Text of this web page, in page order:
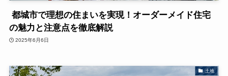
都城市で理想の住まいを実現！オーダーメイド住宅
の魅力と注意点を徹底解説
2025年6月6日
土地